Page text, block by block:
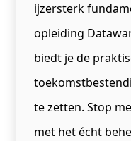
ijzersterk
opleiding
biedt je de
te zetten. Stop
met het écht